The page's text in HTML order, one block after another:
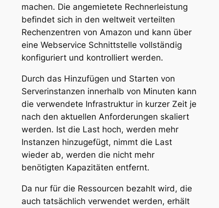
machen. Die angemietete Rechnerleistung
befindet sich in den weltweit verteilten
Rechenzentren von Amazon und kann über
eine Webservice Schnittstelle vollständig
konfiguriert und kontrolliert werden.
Durch das Hinzufügen und Starten von
Serverinstanzen innerhalb von Minuten kann
die verwendete Infrastruktur in kurzer Zeit je
nach den aktuellen Anforderungen skaliert
werden. Ist die Last hoch, werden mehr
Instanzen hinzugefügt, nimmt die Last
wieder ab, werden die nicht mehr
benötigten Kapazitäten entfernt.
Da nur für die Ressourcen bezahlt wird, die
auch tatsächlich verwendet werden, erhält